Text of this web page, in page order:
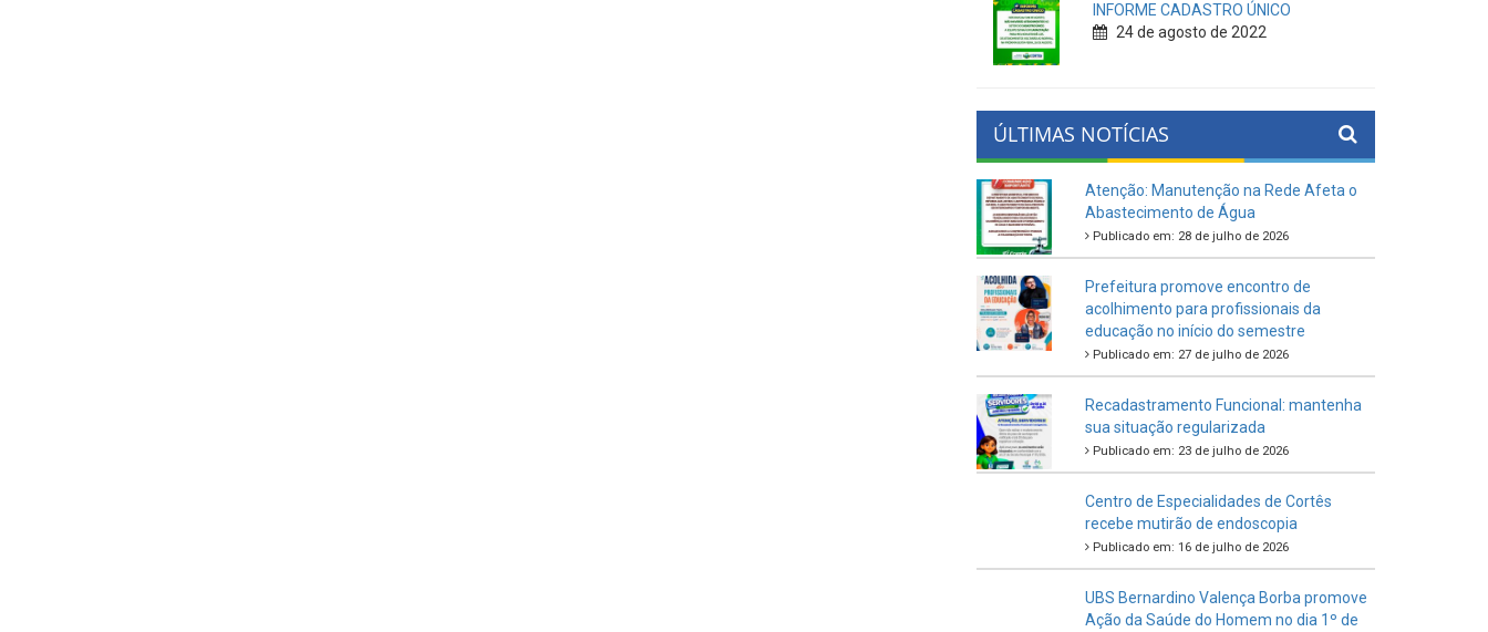
INFORME CADASTRO ÚNICO
24 de agosto de 2022
ÚLTIMAS NOTÍCIAS
Atenção: Manutenção na Rede Afeta o
Abastecimento de Água
Publicado em: 28 de julho de 2026
Prefeitura promove encontro de
acolhimento para profissionais da
educação no início do semestre
Publicado em: 27 de julho de 2026
Recadastramento Funcional: mantenha
sua situação regularizada
Publicado em: 23 de julho de 2026
Centro de Especialidades de Cortês
recebe mutirão de endoscopia
Publicado em: 16 de julho de 2026
UBS Bernardino Valença Borba promove
Ação da Saúde do Homem no dia 1º de